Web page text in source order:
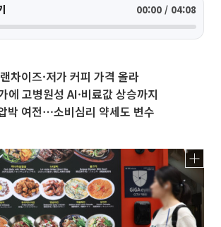
00:00 / 04:08
차이즈·저가 커피 가격 올라
에 고병원성 AI·비료값 상승까지
박 여전⋯소비심리 약세도 변수